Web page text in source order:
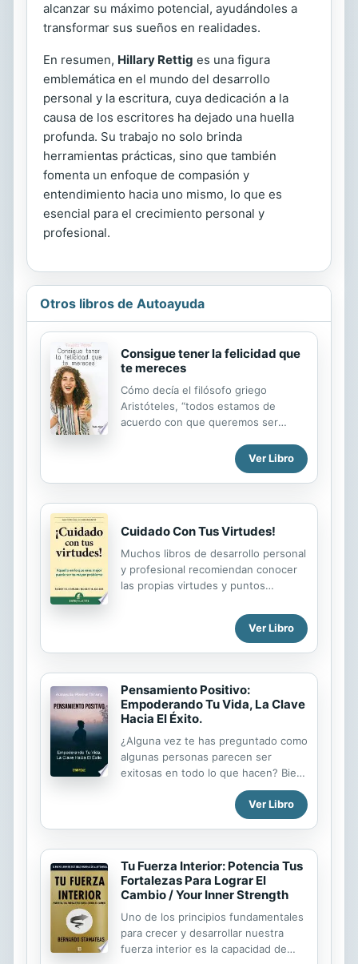
alcanzar su máximo potencial, ayudándoles a
transformar sus sueños en realidades.
En resumen, Hillary Rettig es una figura
emblemática en el mundo del desarrollo
personal y la escritura, cuya dedicación a la
causa de los escritores ha dejado una huella
profunda. Su trabajo no solo brinda
herramientas prácticas, sino que también
fomenta un enfoque de compasión y
entendimiento hacia uno mismo, lo que es
esencial para el crecimiento personal y
profesional.
Otros libros de Autoayuda
Consigue tener la felicidad que
te mereces
Cómo decía el filósofo griego
Aristóteles, “todos estamos de
acuerdo con que queremos ser
ocasiones, el camino para alcanzar
esa máxima se nubla o se vuelve
impracticable. Más aún cuando uno
no se permite ser feliz en su cuerpo,
contexto y realidades personales.
Eduardo Petrov trae este increíble
manual de autoayuda donde
aprenderás varias claves para poder
grandes historias, libros juveniles,
amor, aventura, placer, dinero,
felicidad, Dios, ficción, cuentos
Ver Libro
Cuidado Con Tus Virtudes!
Muchos libros de desarrollo personal
y profesional recomiendan conocer
las propias virtudes y puntos
descubres y conoces, debes saber
otra cosa: Tus virtudes pueden
Ver Libro
Pensamiento Positivo:
Empoderando Tu Vida, La Clave
Hacia El Éxito.
¿Alguna vez te has preguntado como
algunas personas parecen ser
exitosas en todo lo que hacen? Bien,
queremos mostrarte cómo puedes
aprovechar un poco de ese éxito
para ti mismo. Conviértete en alguien
imaginado... aprende como obtener
el factor midas a través del
pensamiento positivo para que todo
lo que toques se convierta en oro.
“El pensamiento positivo – La Llave
Hacia el Éxito” te proveerá con el
conocimiento sobre cómo darle un
Ver Libro
Tu Fuerza Interior: Potencia Tus
Fortalezas Para Lograr El
Cambio / Your Inner Strength
Uno de los principios fundamentales
para crecer y desarrollar nuestra
fuerza interior es la capacidad de